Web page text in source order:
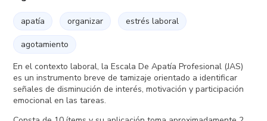
apatía organizar estrés laboral
agotamiento
En el contexto laboral, la Escala De Apatía Profesional (JAS)
es un instrumento breve de tamizaje orientado a identificar
señales de disminución de interés, motivación y participación
emocional en las tareas.